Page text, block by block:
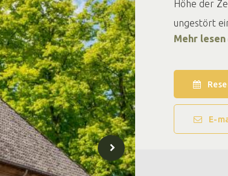
Höhe der
ungestört
eine große
Wildart
Genießen
Nach einer
Mehr lesen
E-